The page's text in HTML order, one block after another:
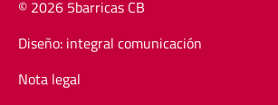
© 2026 5barricas CB
Diseño: integral comunicación
Nota legal